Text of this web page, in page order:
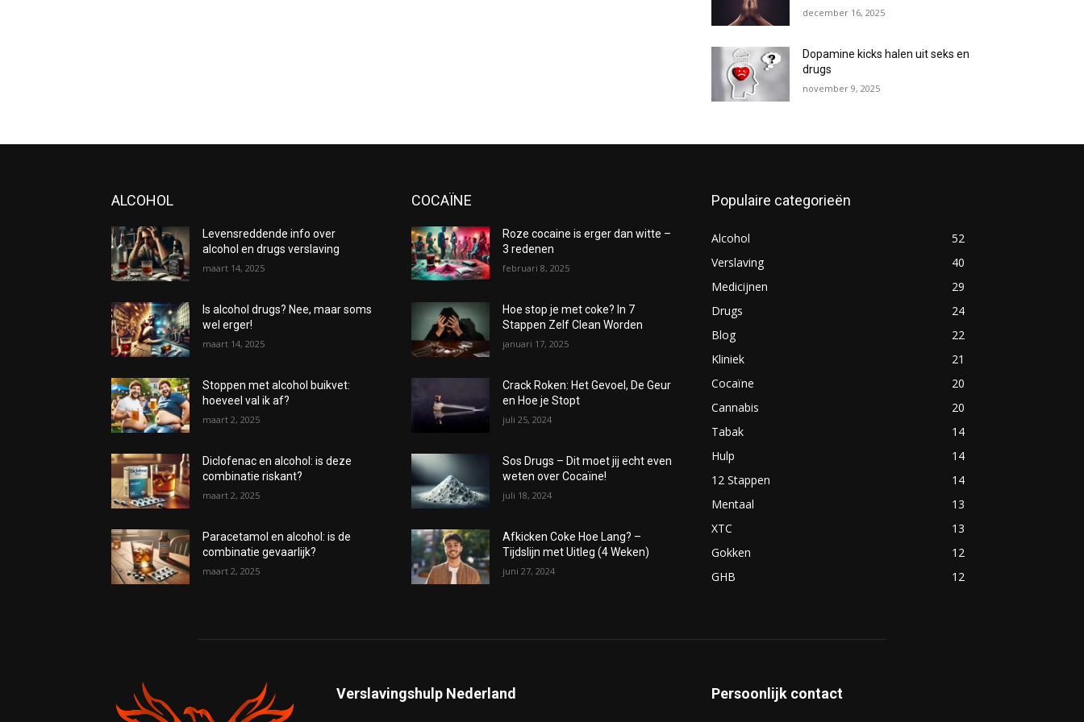
december 16, 2025
Dopamine kicks halen uit seks en
drugs
november 9, 2025
ALCOHOL
Levensreddende info over
alcohol en drugs verslaving
maart 14, 2025
Is alcohol drugs? Nee, maar soms
wel erger!
maart 14, 2025
Stoppen met alcohol buikvet:
hoeveel val ik af?
maart 2, 2025
Diclofenac en alcohol: is deze
combinatie riskant?
maart 2, 2025
Paracetamol en alcohol: is de
combinatie gevaarlijk?
maart 2, 2025
COCAÏNE
Roze cocaine is erger dan witte –
3 redenen
februari 8, 2025
Hoe stop je met coke? In 7
Stappen Zelf Clean Worden
januari 17, 2025
Crack Roken: Het Gevoel, De Geur
en Hoe je Stopt
juli 25, 2024
Sos Drugs – Dit moet jij echt even
weten over Cocaïne!
juli 18, 2024
Afkicken Coke Hoe Lang? –
Tijdslijn met Uitleg (4 Weken)
juni 27, 2024
Populaire categorieën
Alcohol
52
Verslaving
40
Medicijnen
29
Drugs
24
Blog
22
Kliniek
21
Cocaïne
20
Cannabis
20
Tabak
14
Hulp
14
12 Stappen
14
Mentaal
13
XTC
13
Gokken
12
GHB
12
Verslavingshulp Nederland Persoonlijk contact